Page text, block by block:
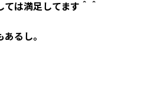
は満足してます＾＾
るし。